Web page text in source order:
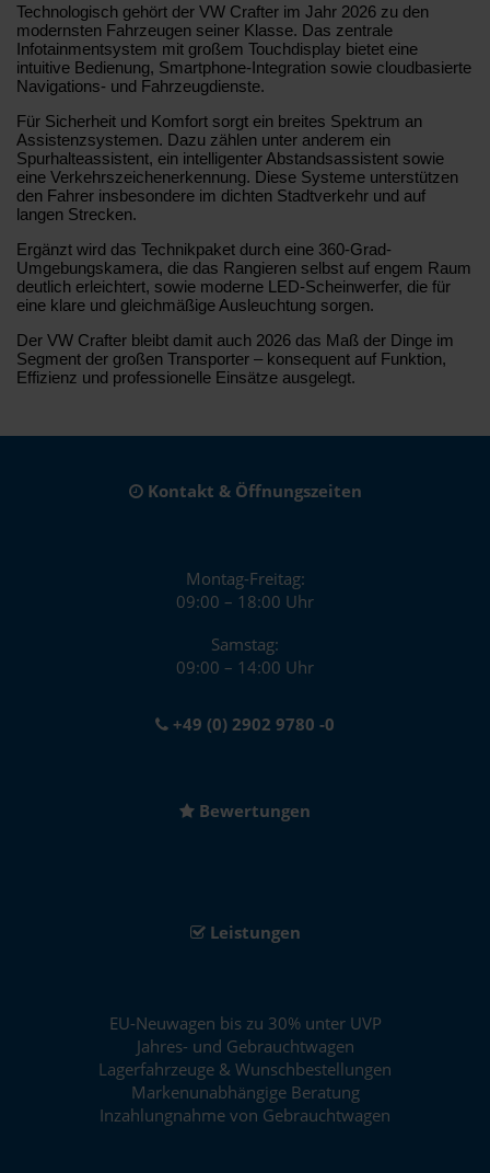
Technologisch gehört der VW Crafter im Jahr 2026 zu den
modernsten Fahrzeugen seiner Klasse. Das zentrale
Infotainmentsystem mit großem Touchdisplay bietet eine
intuitive Bedienung, Smartphone-Integration sowie cloudbasierte
Navigations- und Fahrzeugdienste.
Für Sicherheit und Komfort sorgt ein breites Spektrum an
Assistenzsystemen. Dazu zählen unter anderem ein
Spurhalteassistent, ein intelligenter Abstandsassistent sowie
eine Verkehrszeichenerkennung. Diese Systeme unterstützen
den Fahrer insbesondere im dichten Stadtverkehr und auf
langen Strecken.
Ergänzt wird das Technikpaket durch eine 360-Grad-
Umgebungskamera, die das Rangieren selbst auf engem Raum
deutlich erleichtert, sowie moderne LED-Scheinwerfer, die für
eine klare und gleichmäßige Ausleuchtung sorgen.
Der VW Crafter bleibt damit auch 2026 das Maß der Dinge im
Segment der großen Transporter – konsequent auf Funktion,
Effizienz und professionelle Einsätze ausgelegt.
Kontakt & Öffnungszeiten
Montag-Freitag:
09:00 – 18:00 Uhr
Samstag:
09:00 – 14:00 Uhr
+49 (0) 2902 9780 -0
Bewertungen
Leistungen
EU-Neuwagen bis zu 30% unter UVP
Jahres- und Gebrauchtwagen
Lagerfahrzeuge & Wunschbestellungen
Markenunabhängige Beratung
Inzahlungnahme von Gebrauchtwagen